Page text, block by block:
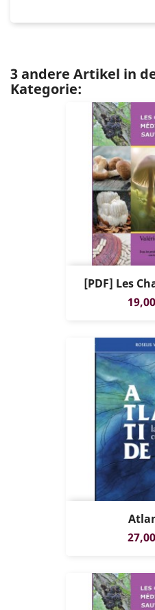
3 andere Artikel in
Kategorie:
[PDF] Les
Preis
Preis